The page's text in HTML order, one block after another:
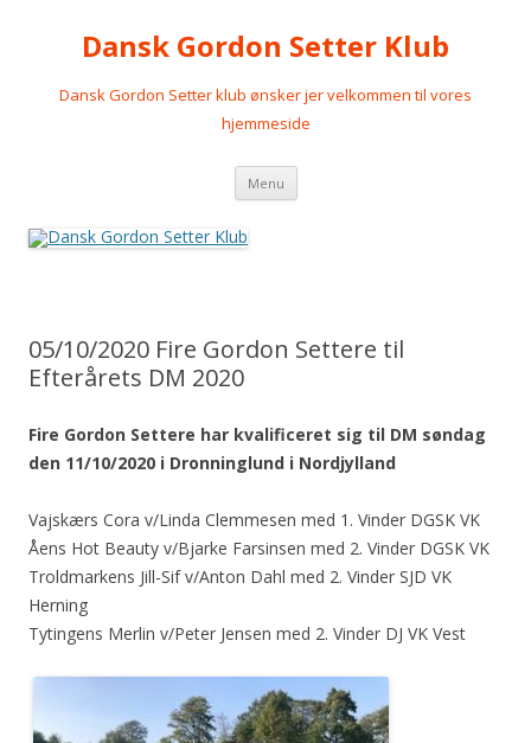
Dansk Gordon Setter Klub
Dansk Gordon Setter klub ønsker jer velkommen til vores
hjemmeside
Menu Videre
indhold
05/10/2020 Fire Gordon Settere til
Efterårets DM 2020
Fire Gordon Settere har kvalificeret sig til DM søndag
den 11/10/2020 i Dronninglund i Nordjylland
Vajskærs Cora v/Linda Clemmesen med 1. Vinder DGSK VK
Åens Hot Beauty v/Bjarke Farsinsen med 2. Vinder DGSK VK
Troldmarkens Jill-Sif v/Anton Dahl med 2. Vinder SJD VK
Herning
Tytingens Merlin v/Peter Jensen med 2. Vinder DJ VK Vest